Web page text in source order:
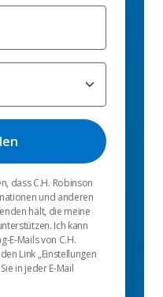
dass C.H. Robinson
und anderen
hält, die meine
Ich kann
E-Mails von C.H.
Link „Einstellungen
in jeder E-Mail